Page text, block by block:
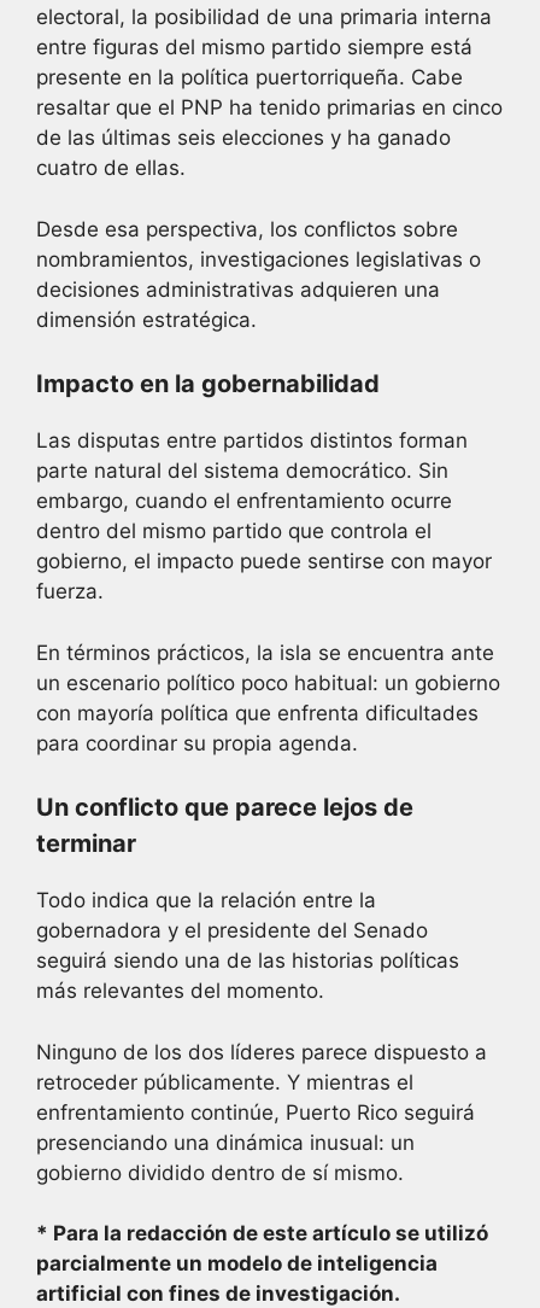
electoral, la posibilidad de una primaria interna
entre figuras del mismo partido siempre está
presente en la política puertorriqueña. Cabe
resaltar que el PNP ha tenido primarias en cinco
de las últimas seis elecciones y ha ganado
cuatro de ellas.
Desde esa perspectiva, los conflictos sobre
nombramientos, investigaciones legislativas o
decisiones administrativas adquieren una
dimensión estratégica.
Impacto en la gobernabilidad
Las disputas entre partidos distintos forman
parte natural del sistema democrático. Sin
embargo, cuando el enfrentamiento ocurre
dentro del mismo partido que controla el
gobierno, el impacto puede sentirse con mayor
fuerza.
En términos prácticos, la isla se encuentra ante
un escenario político poco habitual: un gobierno
con mayoría política que enfrenta dificultades
para coordinar su propia agenda.
Un conflicto que parece lejos de
terminar
Todo indica que la relación entre la
gobernadora y el presidente del Senado
seguirá siendo una de las historias políticas
más relevantes del momento.
Ninguno de los dos líderes parece dispuesto a
retroceder públicamente. Y mientras el
enfrentamiento continúe, Puerto Rico seguirá
presenciando una dinámica inusual: un
gobierno dividido dentro de sí mismo.
* Para la redacción de este artículo se utilizó
parcialmente un modelo de inteligencia
artificial con fines de investigación.